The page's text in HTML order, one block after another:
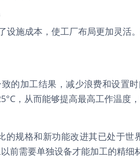
施成本，使工厂布局更加灵活
的加工结果，减少浪费和设置
，从而能够提高最高工作温度
规格和新功能改进其已处于
前需要单独设备才能加工的精细